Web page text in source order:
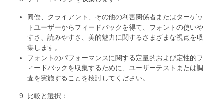
同僚、クライアント、その他の利害関係者またはターゲッ
トユーザーからフィードバックを得て、フォントの使いや
すさ、読みやすさ、美的魅力に関するさまざまな視点を収
集します。
フォントのパフォーマンスに関する定量的および定性的フ
ィードバックを収集するために、ユーザーテストまたは調
査を実施することを検討してください。
比較と選択：